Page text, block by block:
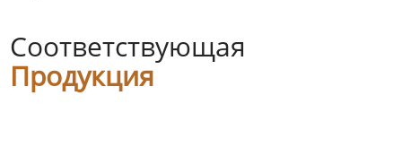
Соответствующая
Продукция